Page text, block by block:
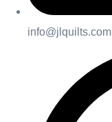
info@jlquilts.com